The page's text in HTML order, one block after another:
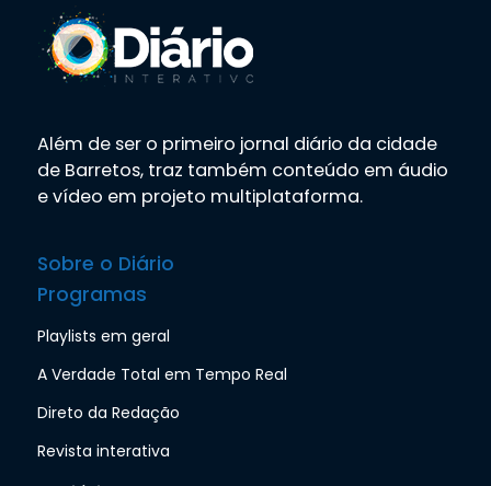
Além de ser o primeiro jornal diário da cidade
de Barretos, traz também conteúdo em áudio
e vídeo em projeto multiplataforma.
Sobre o Diário
Programas
Playlists em geral
A Verdade Total em Tempo Real
Direto da Redação
Revista interativa